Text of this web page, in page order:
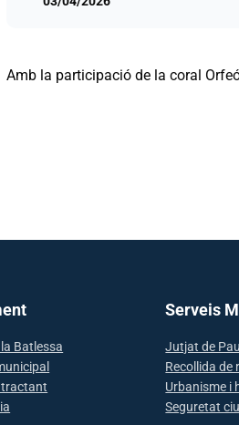
Amb la participació de la coral
Batlessa
Serveis
Jutjat de
Recollida de
Urbanisme i
Seguretat